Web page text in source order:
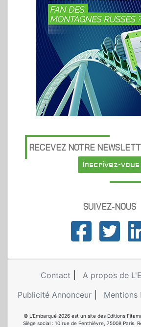
RECEVEZ NOTRE
Inscrivez-vous
SUIVEZ-NOUS
Contact
A propos de
Publicité Annonceur
Mentions
© L'Embarqué 2026 est un site des Editions
Siège social : 10 rue de Penthièvre, 75008 Paris.